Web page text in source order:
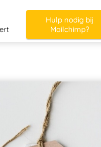
Hulp nodig bij
Mailchimp?